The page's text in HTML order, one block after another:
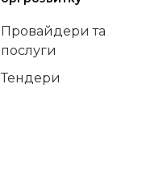
Провайдери та
послуги
Тендери